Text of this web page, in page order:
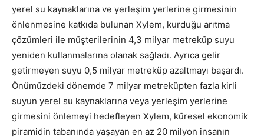
yerel su kaynaklarına ve yerleşim yerlerine girmesinin
önlenmesine katkıda bulunan Xylem, kurduğu arıtma
çözümleri ile müşterilerinin 4,3 milyar metreküp suyu
yeniden kullanmalarına olanak sağladı. Ayrıca gelir
getirmeyen suyu 0,5 milyar metreküp azaltmayı başardı.
Önümüzdeki dönemde 7 milyar metreküpten fazla kirli
suyun yerel su kaynaklarına veya yerleşim yerlerine
girmesini önlemeyi hedefleyen Xylem, küresel ekonomik
piramidin tabanında yaşayan en az 20 milyon insanın